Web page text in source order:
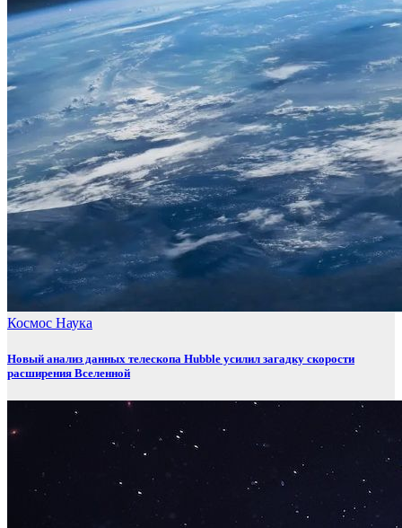
Космос Наука
Новый анализ данных телескопа Hubble усилил загадку скорости
расширения Вселенной